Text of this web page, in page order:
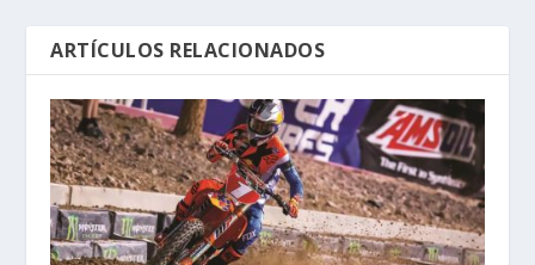
ARTÍCULOS RELACIONADOS